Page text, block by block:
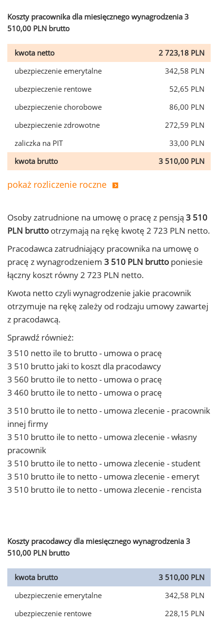
Koszty pracownika dla miesięcznego wynagrodzenia 3
510,00 PLN brutto
kwota netto
2 723,18 PLN
ubezpieczenie emerytalne
342,58 PLN
ubezpieczenie rentowe
52,65 PLN
ubezpieczenie chorobowe
86,00 PLN
ubezpieczenie zdrowotne
272,59 PLN
zaliczka na PIT
33,00 PLN
kwota brutto
3 510,00 PLN
pokaż rozliczenie roczne
Osoby zatrudnione na umowę o pracę z pensją 3 510
PLN brutto otrzymają na rękę kwotę 2 723 PLN netto.
Pracodawca zatrudniający pracownika na umowę o
pracę z wynagrodzeniem 3 510 PLN brutto poniesie
łączny koszt równy 2 723 PLN netto.
Kwota netto czyli wynagrodzenie jakie pracownik
otrzymuje na rękę zależy od rodzaju umowy zawartej
z pracodawcą.
Sprawdź również:
3 510 netto ile to brutto - umowa o pracę
3 510 brutto jaki to koszt dla pracodawcy
3 560 brutto ile to netto - umowa o pracę
3 460 brutto ile to netto - umowa o pracę
3 510 brutto ile to netto - umowa zlecenie - pracownik
innej firmy
3 510 brutto ile to netto - umowa zlecenie - własny
pracownik
3 510 brutto ile to netto - umowa zlecenie - student
3 510 brutto ile to netto - umowa zlecenie - emeryt
3 510 brutto ile to netto - umowa zlecenie - rencista
Koszty pracodawcy dla miesięcznego wynagrodzenia 3
510,00 PLN brutto
kwota brutto
3 510,00 PLN
ubezpieczenie emerytalne
342,58 PLN
ubezpieczenie rentowe
228,15 PLN